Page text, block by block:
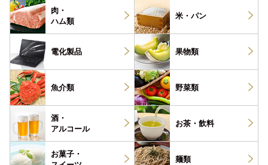
肉・
ハム類
米・パン
電化製品 果物類
魚介類 野菜類
酒・
アルコール
お茶・ 飲料
お菓子・
麺類